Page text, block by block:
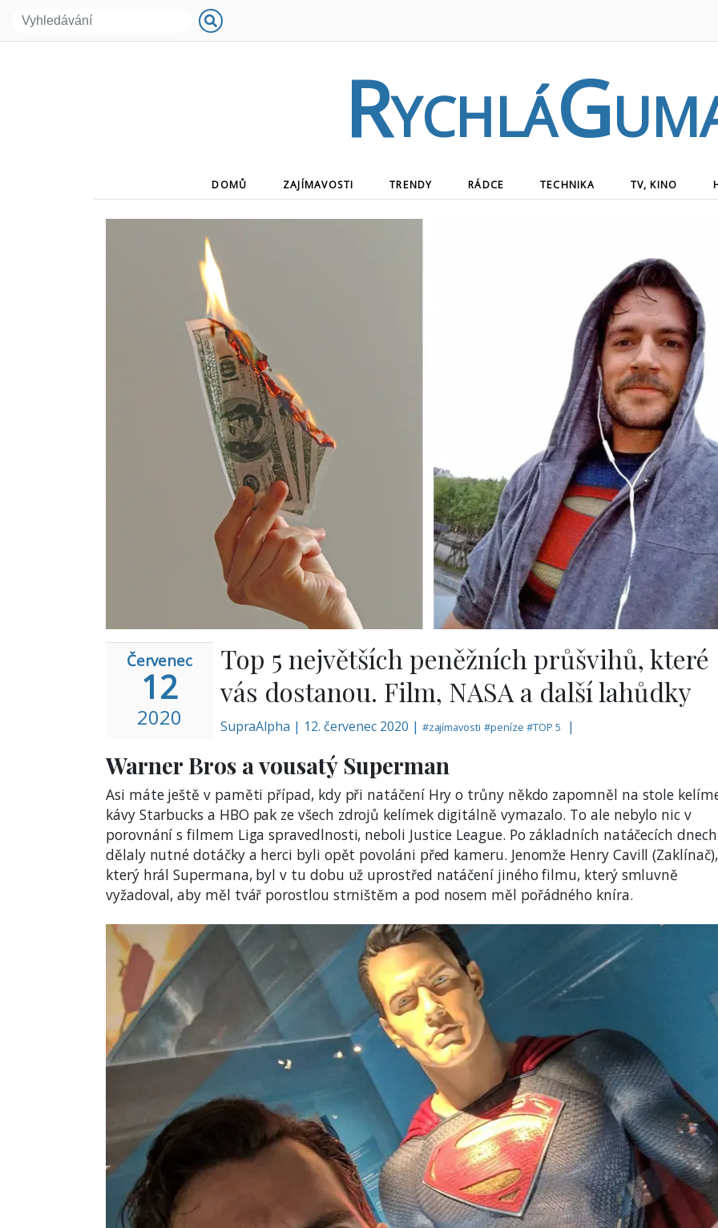
DOMŮ (CURRENT)ZAJÍMAVOSTI TRENDY RÁDCE TECHNIKA TV, KINO
Červenec
12
2020
Top 5 největších peněžních průšvihů, které
vás dostanou. Film, NASA a další lahůdky
SupraAlpha | 12. červenec 2020 | #zajímavosti #peníze #TOP 5 |
Warner Bros a vousatý Superman
Asi máte ještě v paměti případ, kdy při natáčení Hry o trůny někdo zapomněl na stole
kávy Starbucks a HBO pak ze všech zdrojů kelímek digitálně vymazalo. To ale nebylo nic v
porovnání s filmem Liga spravedlnosti, neboli Justice League. Po základních natáčecích
dělaly nutné dotáčky a herci byli opět povoláni před kameru. Jenomže Henry Cavill (Zaklínač),
který hrál Supermana, byl v tu dobu už uprostřed natáčení jiného filmu, který smluvně
vyžadoval, aby měl tvář porostlou strništěm a pod nosem měl pořádného kníra.